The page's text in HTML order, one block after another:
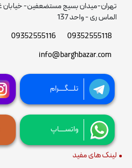
تهران-میدان بسیج مستضعفین- خیابان
الماس ری - واحد 137
09352555118
09352555116
info@barghbazar.com
تلـــگــــرام
واتســــاپ
لینک های مفید